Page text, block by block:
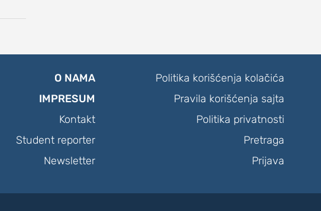
O NAMA
IMPRESUM
Kontakt
Student reporter
Newsletter
Politika korišćenja kolačića
Pravila korišćenja sajta
Politika privatnosti
Pretraga
Prijava